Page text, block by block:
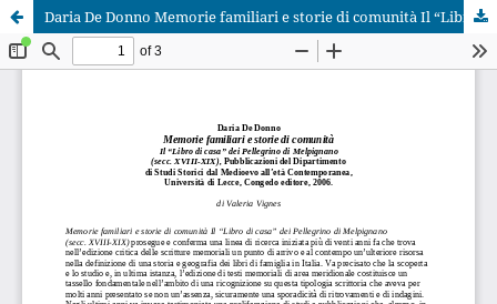
Daria De Donno Memorie familiari e storie di comunità Il “Libro di casa” dei Pellegrino di Melpignano (secc. XVIII-XIX), Pubblicazioni del Dipartimento di Studi Storici dal Medioevo all’età Contemporanea, Università di Lecce, Congedo editore, 2006